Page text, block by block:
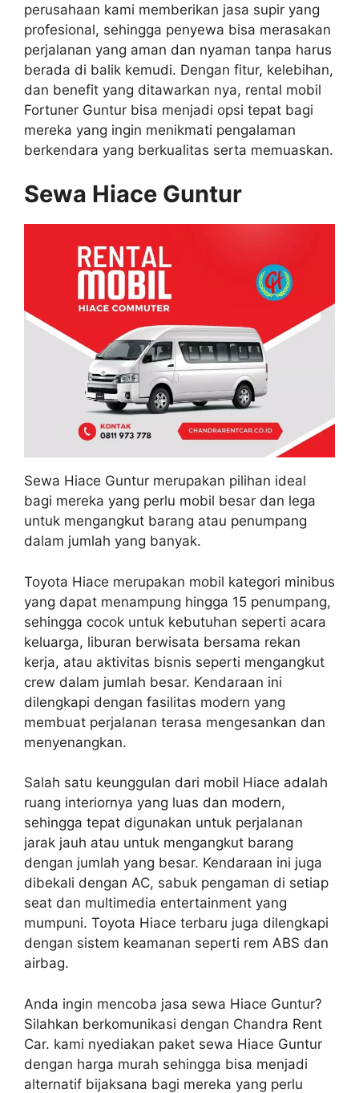
perusahaan kami memberikan jasa supir yang
profesional, sehingga penyewa bisa merasakan
perjalanan yang aman dan nyaman tanpa harus
berada di balik kemudi. Dengan fitur, kelebihan,
dan benefit yang ditawarkan nya, rental mobil
Fortuner Guntur bisa menjadi opsi tepat bagi
mereka yang ingin menikmati pengalaman
berkendara yang berkualitas serta memuaskan.
Sewa Hiace Guntur
Sewa Hiace Guntur merupakan pilihan ideal
bagi mereka yang perlu mobil besar dan lega
untuk mengangkut barang atau penumpang
dalam jumlah yang banyak.
Toyota Hiace merupakan mobil kategori minibus
yang dapat menampung hingga 15 penumpang,
sehingga cocok untuk kebutuhan seperti acara
keluarga, liburan berwisata bersama rekan
kerja, atau aktivitas bisnis seperti mengangkut
crew dalam jumlah besar. Kendaraan ini
dilengkapi dengan fasilitas modern yang
membuat perjalanan terasa mengesankan dan
menyenangkan.
Salah satu keunggulan dari mobil Hiace adalah
ruang interiornya yang luas dan modern,
sehingga tepat digunakan untuk perjalanan
jarak jauh atau untuk mengangkut barang
dengan jumlah yang besar. Kendaraan ini juga
dibekali dengan AC, sabuk pengaman di setiap
seat dan multimedia entertainment yang
mumpuni. Toyota Hiace terbaru juga dilengkapi
dengan sistem keamanan seperti rem ABS dan
airbag.
Anda ingin mencoba jasa sewa Hiace Guntur?
Silahkan berkomunikasi dengan Chandra Rent
Car. kami nyediakan paket sewa Hiace Guntur
dengan harga murah sehingga bisa menjadi
alternatif bijaksana bagi mereka yang perlu